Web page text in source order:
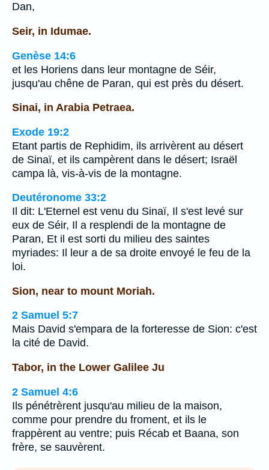
Dan,
Seir, in Idumae.
Genèse 14:6
et les Horiens dans leur montagne de Séir,
jusqu'au chêne de Paran, qui est près du désert.
Sinai, in Arabia Petraea.
Exode 19:2
Etant partis de Rephidim, ils arrivèrent au désert
de Sinaï, et ils campèrent dans le désert; Israël
campa là, vis-à-vis de la montagne.
Deutéronome 33:2
Il dit: L'Eternel est venu du Sinaï, Il s'est levé sur
eux de Séir, Il a resplendi de la montagne de
Paran, Et il est sorti du milieu des saintes
myriades: Il leur a de sa droite envoyé le feu de la
loi.
Sion, near to mount Moriah.
2 Samuel 5:7
Mais David s'empara de la forteresse de Sion: c'est
la cité de David.
Tabor, in the Lower Galilee Ju
2 Samuel 4:6
Ils pénétrèrent jusqu'au milieu de la maison,
comme pour prendre du froment, et ils le
frappèrent au ventre; puis Récab et Baana, son
frère, se sauvèrent.